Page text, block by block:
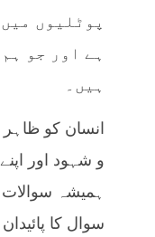
پوٹلیوں
ہے اور جو
ہیں۔
انسان کو ظاہر
و شہود اور
ہمیشہ سوالات
سوال کا